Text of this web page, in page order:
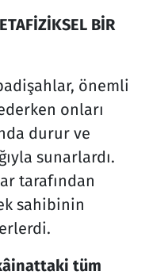
BİR
önemli
onları
durur ve
sunarlardı.
tarafından
sahibinin
tüm